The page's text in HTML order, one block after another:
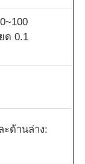
ด 0.1
ด้านล่าง: